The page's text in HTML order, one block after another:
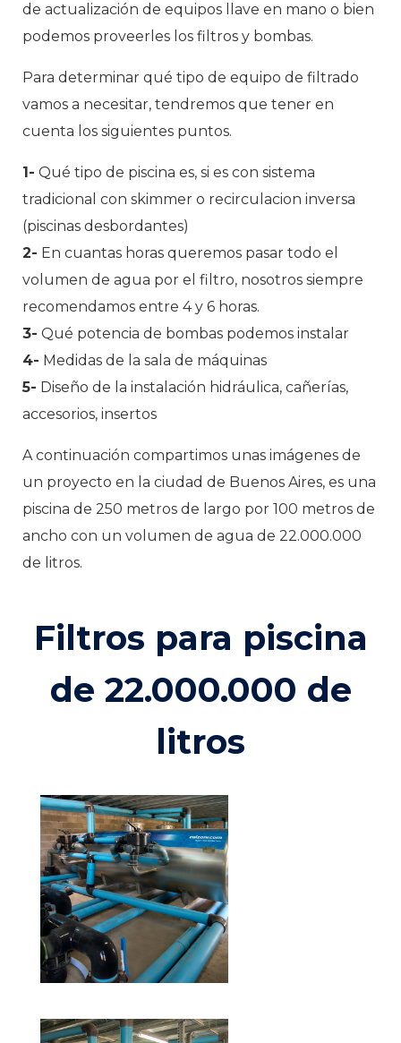
de actualización de equipos llave en mano o bien
podemos proveerles los filtros y bombas.
Para determinar qué tipo de equipo de filtrado
vamos a necesitar, tendremos que tener en
cuenta los siguientes puntos.
1- Qué tipo de piscina es, si es con sistema
tradicional con skimmer o recirculacion inversa
(piscinas desbordantes)
2- En cuantas horas queremos pasar todo el
volumen de agua por el filtro, nosotros siempre
recomendamos entre 4 y 6 horas.
3- Qué potencia de bombas podemos instalar
4- Medidas de la sala de máquinas
5- Diseño de la instalación hidráulica, cañerías,
accesorios, insertos
A continuación compartimos unas imágenes de
un proyecto en la ciudad de Buenos Aires, es una
piscina de 250 metros de largo por 100 metros de
ancho con un volumen de agua de 22.000.000
de litros.
Filtros para piscina
de 22.000.000 de
litros